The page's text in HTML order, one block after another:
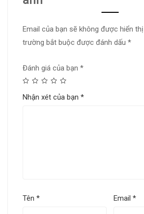
Email của bạn sẽ không được hiển
trường bắt buộc được đánh dấu *
Đánh giá của bạn *
Nhận xét của bạn *
Tên * Email*